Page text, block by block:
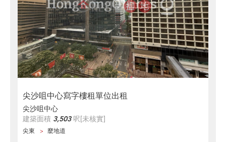
尖沙咀中心寫字樓租單位出租
尖沙咀中心
建築面積 3,503呎[未核實]
尖東 麼地道